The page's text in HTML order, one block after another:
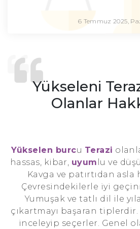
6 Temmuz 2025,
Yükseleni
Olanlar
Yükselen burcu Terazi
hassas, kibar, uyum lu ve
Kavga ve patırtıdan
Çevresindekilerle iyi
Yumuşak ve tatlı dil ile
çıkartmayı başaran tiplerdir.
inceleyip seçerler. Genel